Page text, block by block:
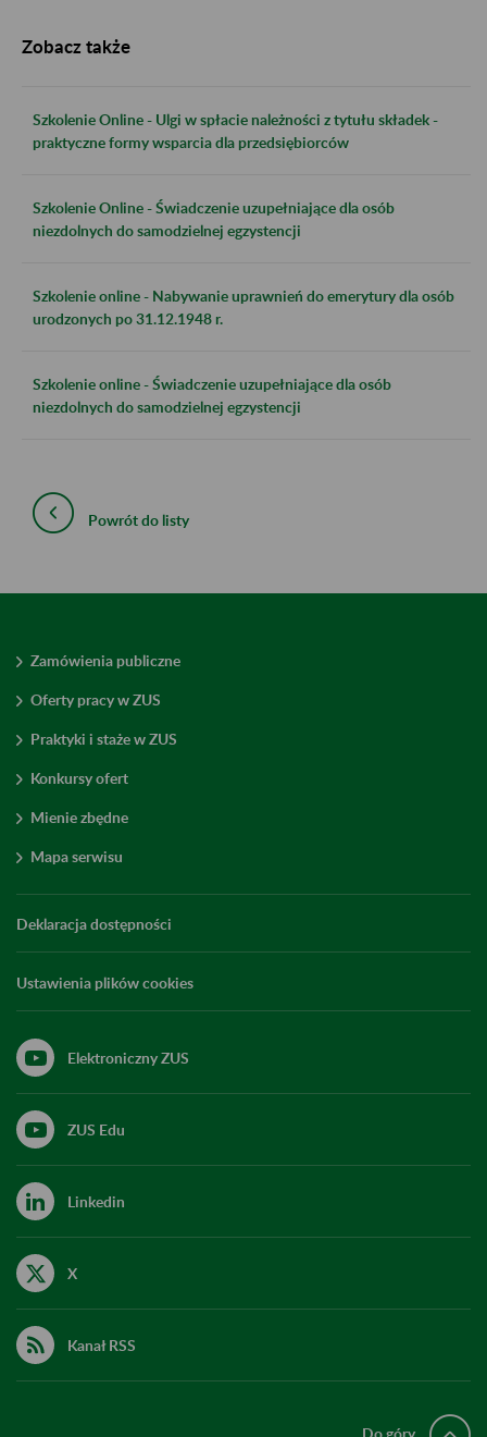
Zobacz także
Szkolenie Online - Ulgi w spłacie należności z tytułu składek -
praktyczne formy wsparcia dla przedsiębiorców
Szkolenie Online - Świadczenie uzupełniające dla osób
niezdolnych do samodzielnej egzystencji
Szkolenie online - Nabywanie uprawnień do emerytury dla osób
urodzonych po 31.12.1948 r.
Szkolenie online - Świadczenie uzupełniające dla osób
niezdolnych do samodzielnej egzystencji
Powrót do listy
Zamówienia publiczne
Oferty pracy w ZUS
Praktyki i staże w ZUS
Konkursy ofert
Mienie zbędne
Mapa serwisu
Deklaracja dostępności
Ustawienia plików cookies
Elektroniczny ZUS
ZUS Edu
Linkedin
X
Kanał RSS